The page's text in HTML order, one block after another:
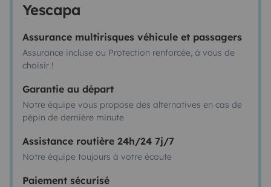
Yescapa
Assurance multirisques véhicule et passagers
Assurance incluse ou Protection renforcée, à vous de
choisir !
Garantie au départ
Notre équipe vous propose des alternatives en cas de
pépin de dernière minute
Assistance routière 24h/24 7j/7
Notre équipe toujours à votre écoute
Paiement sécurisé